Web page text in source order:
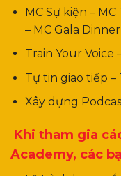
MC Sự kiện –
– MC Gala Dinner
Train Your Voice
Tự tin giao tiếp
Xây dựng
Khi tham gia
Academy, các